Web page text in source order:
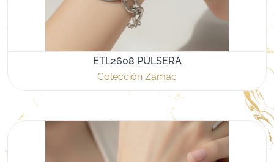
ETL2608 PULSERA
Colección Zamac